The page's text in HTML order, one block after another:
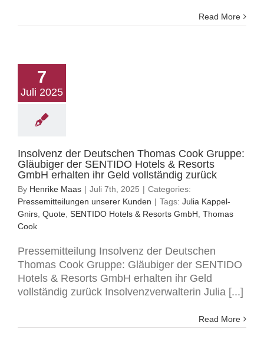
Read More
7
Juli 2025
Insolvenz der Deutschen Thomas Cook Gruppe:
Gläubiger der SENTIDO Hotels & Resorts
GmbH erhalten ihr Geld vollständig zurück
By Henrike Maas | Juli 7th, 2025 | Categories:
Pressemitteilungen unserer Kunden | Tags: Julia Kappel-
Gnirs Quote SENTIDO Hotels & Resorts GmbH Thomas
Cook
Pressemitteilung Insolvenz der Deutschen
Thomas Cook Gruppe: Gläubiger der SENTIDO
Hotels & Resorts GmbH erhalten ihr Geld
vollständig zurück Insolvenzverwalterin Julia [...]
Read More